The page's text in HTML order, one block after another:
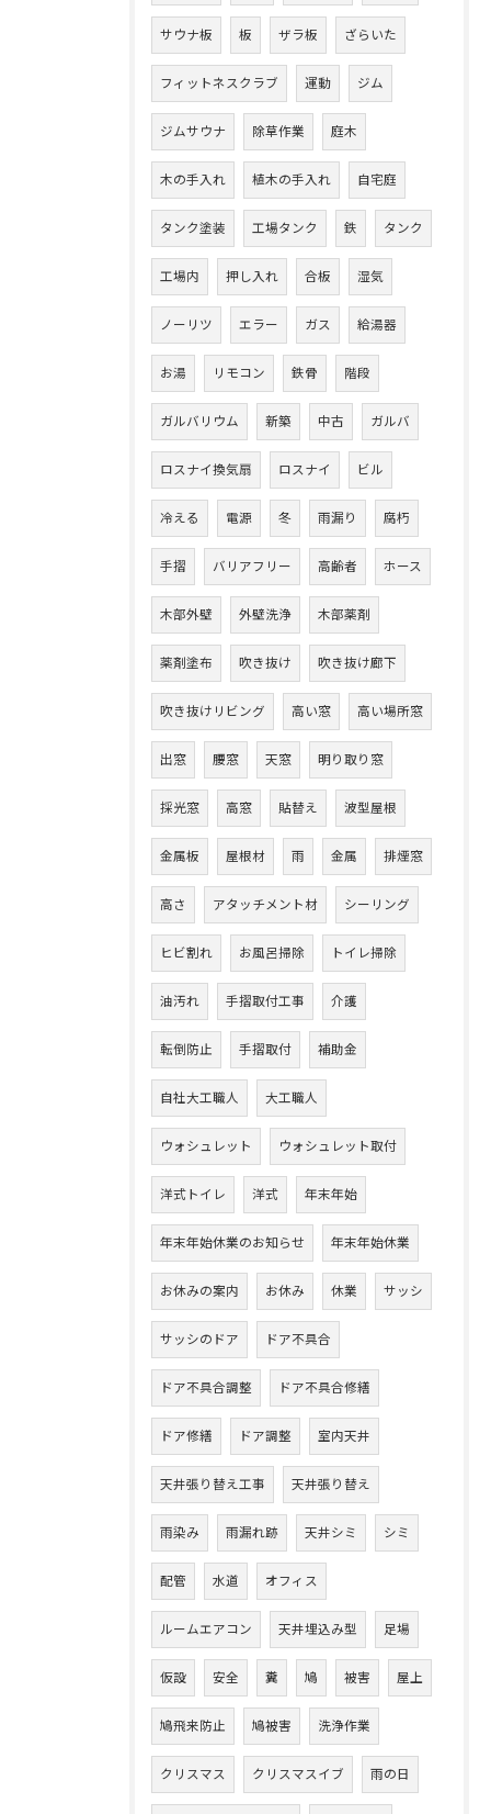
サウナ板 板 ザラ板 ざらいた
フィットネスクラブ 運動 ジム
ジムサウナ 除草作業 庭木
木の手入れ 植木の手入れ 自宅庭
タンク塗装 工場タンク 鉄 タンク
工場内 押し入れ 合板 湿気
ノーリツ エラー ガス 給湯器
お湯 リモコン 鉄骨 階段
ガルバリウム 新築 中古 ガルバ
ロスナイ換気扇 ロスナイ ビル
冷える 電源 冬 雨漏り 腐朽
手摺 バリアフリー 高齢者 ホース
木部外壁 外壁洗浄 木部薬剤
薬剤塗布 吹き抜け 吹き抜け廊下
吹き抜けリビング 高い窓 高い場所窓
出窓 腰窓 天窓 明り取り窓
採光窓 高窓 貼替え 波型屋根
金属板 屋根材 雨 金属 排煙窓
高さ アタッチメント材 シーリング
ヒビ割れ お風呂掃除 トイレ掃除
油汚れ 手摺取付工事 介護
転倒防止 手摺取付 補助金
自社大工職人 大工職人
ウォシュレット ウォシュレット取付
洋式トイレ 洋式 年末年始
年末年始休業のお知らせ 年末年始休業
お休みの案内 お休み 休業 サッシ
サッシのドア ドア不具合
ドア不具合調整 ドア不具合修繕
ドア修繕 ドア調整 室内天井
天井張り替え工事 天井張り替え
雨染み 雨漏れ跡 天井シミ シミ
配管 水道 オフィス
ルームエアコン 天井埋込み型 足場
仮設 安全 糞 鳩 被害 屋上
鳩飛来防止 鳩被害 洗浄作業
クリスマス クリスマスイブ 雨の日